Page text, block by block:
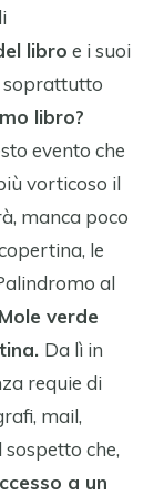
libro e i suoi
soprattutto
libro?
evento che
vorticoso il
manca poco
le
al
verde
Da lì in
requie di
mail,
che,
a un